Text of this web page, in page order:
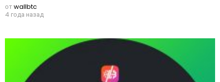
отwallbtc
4 года назад